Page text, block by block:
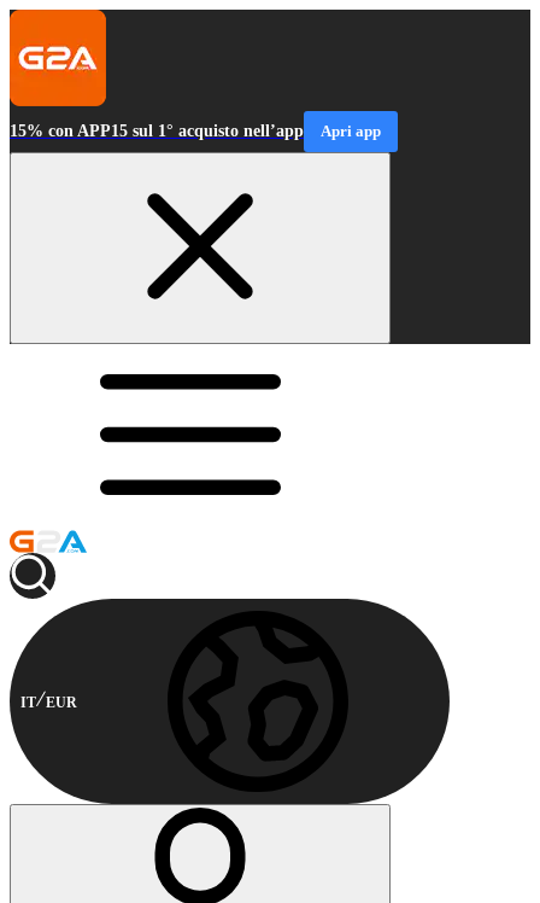
15% con APP15 sul 1° acquisto nell’app Apri app
IT EUR